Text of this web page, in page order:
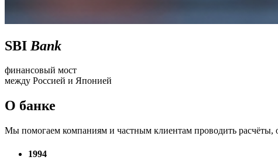
SBI Bank
финансовый мост
между Россией и Японией
О банке
Мы помогаем компаниям и частным клиентам проводить
1994